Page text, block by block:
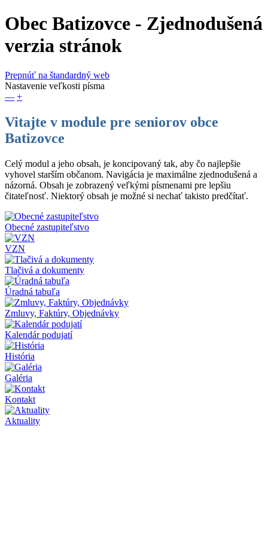
Obec Batizovce - Zjednodušená
verzia stránok
Prepnúť na štandardný web
Nastavenie veľkosti písma
— +
Vitajte v module pre seniorov obce
Batizovce
Celý modul a jeho obsah, je koncipovaný tak, aby čo najlepšie
vyhovel starším občanom. Navigácia je maximálne zjednodušená a
názorná. Obsah je zobrazený veľkými písmenami pre lepšiu
čitateľnosť. Niektorý obsah je možné si nechať takisto predčítať.
Obecné zastupiteľstvo
VZN
Tlačivá a dokumenty
Úradná tabuľa
Zmluvy, Faktúry, Objednávky
Kalendár podujatí
História
Galéria
Kontakt
Aktuality